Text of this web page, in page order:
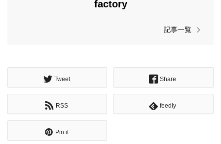
factory
記事一覧
Tweet Share
RSS feedly
Pin it